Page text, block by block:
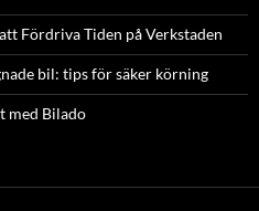
Fördriva Tiden på Verkstaden
bil: tips för säker körning
med Bilado